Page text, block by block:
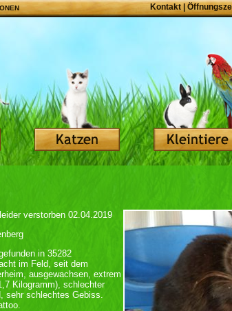
Kontakt
verstorben 02.04.2019
in 35282
im Feld, seit dem
ausgewachsen, extrem
Kilogramm), schlechter
sehr schlechtes Gebiss.